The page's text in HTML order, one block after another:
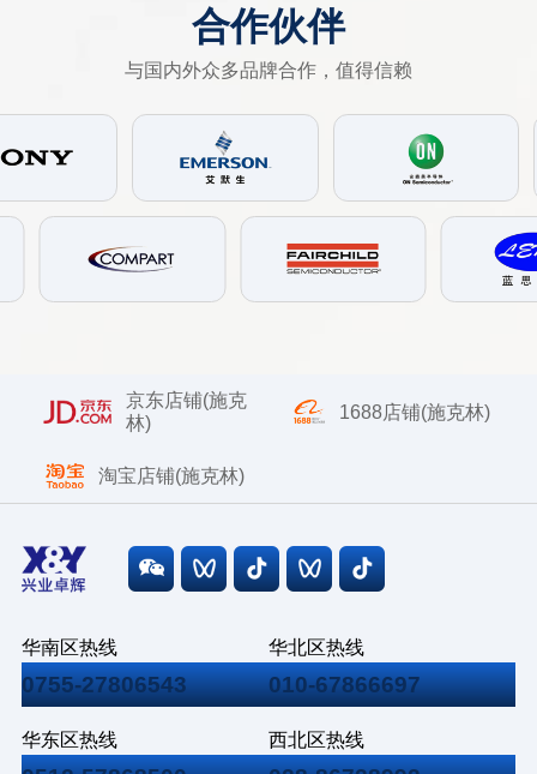
合作伙伴
与国内外众多品牌合作，值得信赖
京东店铺(施克
林)
1688店铺(施克林)
淘宝店铺(施克林)
华南区热线
0755-27806543
华北区热线
010-67866697
华东区热线 西北区热线